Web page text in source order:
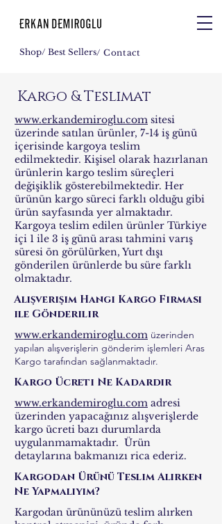
Shop/ Best Sellers/ Contact
Kargo & Teslimat
www.erkandemiroglu.com sitesi
üzerinde satılan ürünler, 7-14 iş günü
içerisinde kargoya teslim
edilmektedir. Kişisel olarak hazırlanan
ürünlerin kargo teslim süreçleri
değişiklik gösterebilmektedir. Her
ürünün kargo süreci farklı olduğu gibi
ürün sayfasında yer almaktadır.
Kargoya teslim edilen ürünler Türkiye
içi 1 ile 3 iş günü arası tahmini varış
süresi ön görülürken, Yurt dışı
gönderilen ürünlerde bu süre farklı
olmaktadır.
Alışverişim Hangi Kargo Firması
ile Gönderilir
www.erkandemiroglu.com üzerinden
yapılan alışverişlerin gönderim işlemleri Aras
Kargo tarafından sağlanmaktadır.
Kargo Ücreti Ne Kadardır
www.erkandemiroglu.com adresi
üzerinden yapacağınız alışverişlerde
kargo ücreti bazı durumlarda
uygulanmamaktadır. Ürün
detaylarına bakmanızı rica ederiz.
Kargodan Ürünü Teslim Alırken
Ne Yapmalıyım?
Kargodan ürününüzü teslim alırken